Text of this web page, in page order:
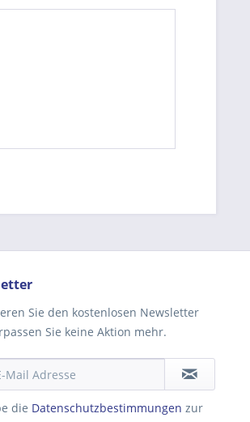
Sie den kostenlosen Newsletter
Sie keine Aktion mehr.
die Datenschutzbestimmungen zur